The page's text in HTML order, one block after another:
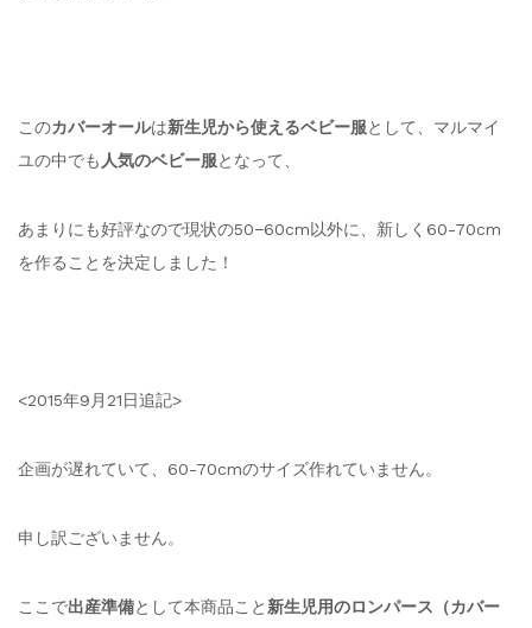
このカバーオールは新生児から使えるベビー服として、マルマイ
ユの中でも 人気のベビー服となって、
あまりにも好評なので現状の50−60cm以外に、新しく60-70cm
を作ることを決定しました！
<2015年9月21日追記>
企画が遅れていて、60-70cmのサイズ作れていません。
申し訳ございません。
ここで出産準備として本商品こと 新生児用のロンパース（カバー